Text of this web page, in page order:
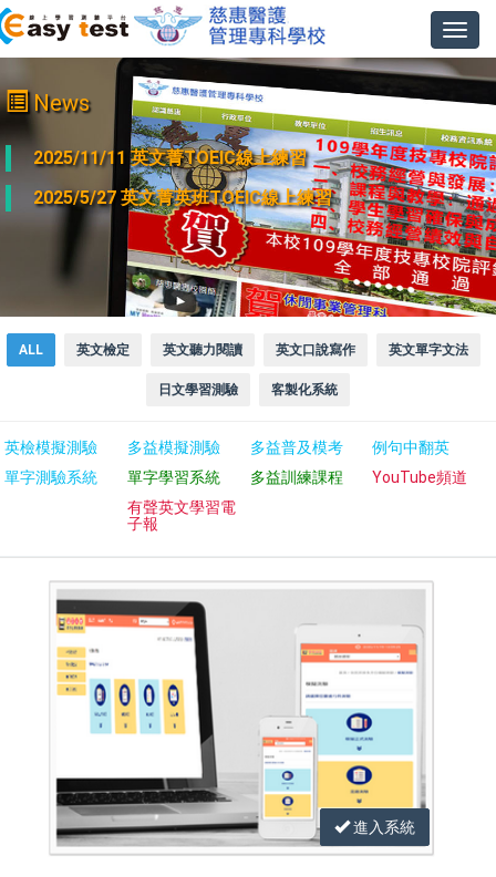
News
2025/11/11 英文菁TOEIC線上練習
2025/5/27 英文菁英班TOEIC線上練習
ALL 英文檢定 英文聽力閱讀 英文口說寫作 英文單字文法
日文學習測驗 客製化系統
英檢模擬測驗 多益模擬測驗 多益普及模考
例句中翻英
單字測驗系統
單字學習系統 多益訓練課程
YouTube頻道
有聲英文學習電
子報
進入系統